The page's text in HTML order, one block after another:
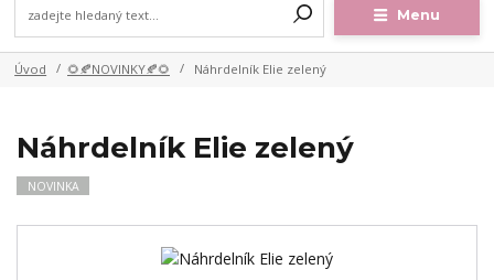
Menu
Úvod 🌻🍂NOVINKY🍂🌻 Náhrdelník Elie zelený
Náhrdelník Elie zelený
NOVINKA